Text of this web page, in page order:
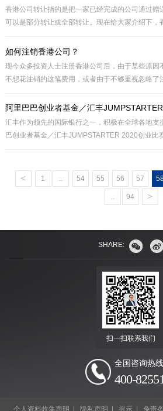
香港公司转让指的是把一家已经完成的公司通过赠
可以是部分转让或全部转让。现在给大家介绍下，
如何注销香港公司？
现今众多投资人士注册香港公司后，由于某些原因
不想花注销的这笔费用，或者由于不够重视忽略了
阿里巴巴创业者基金／汇丰JUMPSTARTER
汇丰作为领先的国际银行之一，积极在全球各地支
巴创业者基金／汇丰JUMPSTARTER 2020创业比
< 1 .. 54 55 56 57
.. 94 >
SHARE:
扫一扫联系我们
全国咨询热线
400-